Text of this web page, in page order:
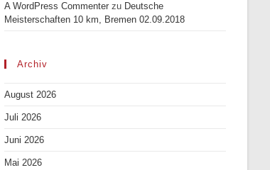
A WordPress Commenter zu Deutsche
Meisterschaften 10 km, Bremen 02.09.2018
Archiv
August 2026
Juli 2026
Juni 2026
Mai 2026